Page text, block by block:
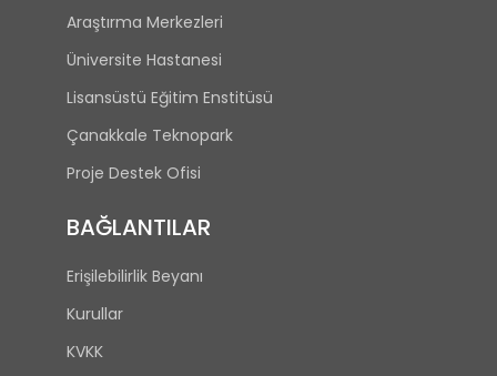
Araştırma Merkezleri
Üniversite Hastanesi
Lisansüstü Eğitim Enstitüsü
Çanakkale Teknopark
Proje Destek Ofisi
BAĞLANTILAR
Erişilebilirlik Beyanı
Kurullar
KVKK